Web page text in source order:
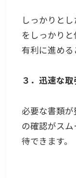
しっかりと
をしっかり
有利に進める
３．迅速な取
必要な書類
の確認がス
待できます。